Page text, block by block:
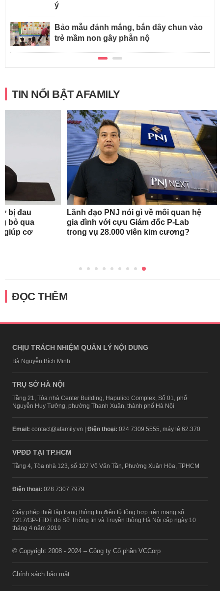
ý
Bảo mẫu đánh mắng, bắn dây chun vào
trẻ mầm non gây phẫn nộ
TIN NỔI BẬT AFAMILY
bị đau
bỏ qua
giúp cơ
Lãnh đạo PNJ nói gì về mối quan hệ
gia đình với cựu Giám đốc P-Lab
trong vụ 28.000 viên kim cương?
ĐỌC THÊM
CHỊU TRÁCH NHIỆM QUẢN LÝ NỘI DUNG
Bà Nguyễn Bích Minh
TRỤ SỞ HÀ NỘI
Tầng 21, Tòa nhà Center Building, Hapulico Complex, Số 01, phố
Nguyễn Huy Tưởng, phường Thanh Xuân, thành phố Hà Nội
Email: contact@afamily.vn | Điện thoại: 024 7309 5555, máy lẻ 62.370
VPĐD TẠI TP.HCM
Tầng 4, Tòa nhà 123, số 127 Võ Văn Tần, Phường Xuân Hòa, TPHCM
Điện thoại: 028 7307 7979
Giấy phép thiết lập trang thông tin điện tử tổng hợp trên mạng số
2217/GP-TTĐT do Sở Thông tin và Truyền thông Hà Nội cấp ngày 10
tháng 4 năm 2019
© Copyright 2008 - 2024 – Công ty Cổ phần VCCorp
Chính sách bảo mật